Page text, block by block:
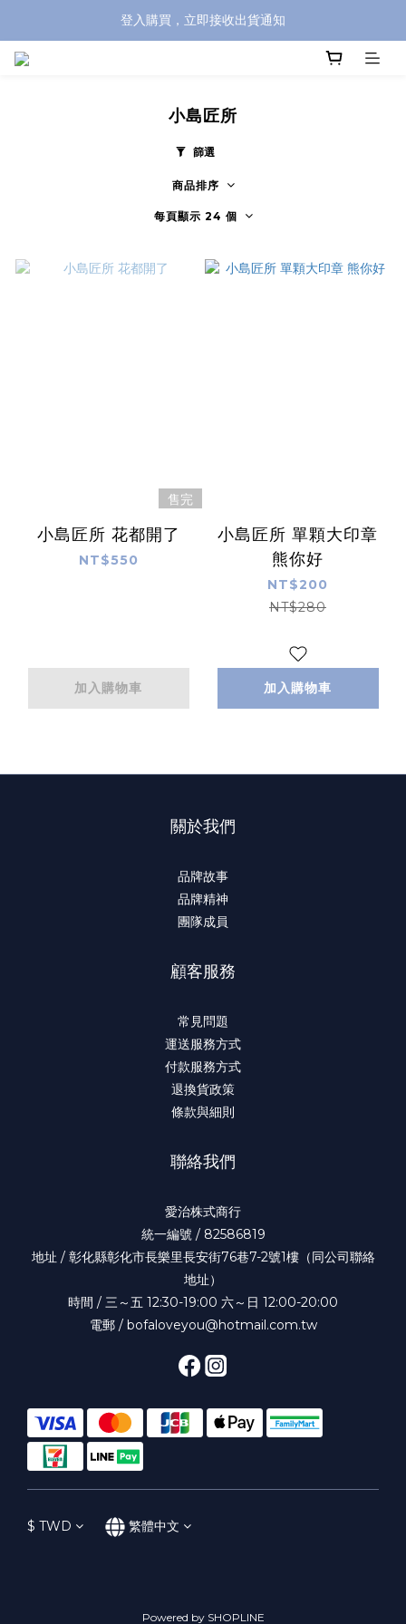
全館滿兩千免運！
登入購買，立即接收出貨通知
小島匠所
篩選
商品排序
每頁顯示 24 個
售完
小島匠所 花都開了
NT$550
加入購物車
小島匠所 單顆大印章
熊你好
NT$200
NT$280
加入購物車
關於我們
品牌故事
品牌精神
團隊成員
顧客服務
常見問題
運送服務方式
付款服務方式
退換貨政策
條款與細則
聯絡我們
愛治株式商行
統一編號 / 82586819
地址 / 彰化縣彰化市長樂里長安街76巷7-2號1樓（同公司聯絡
地址）
時間 / 三～五 12:30-19:00 六～日 12:00-20:00
電郵 / bofaloveyou@hotmail.com.tw
$ TWD 繁體中文
Powered by SHOPLINE